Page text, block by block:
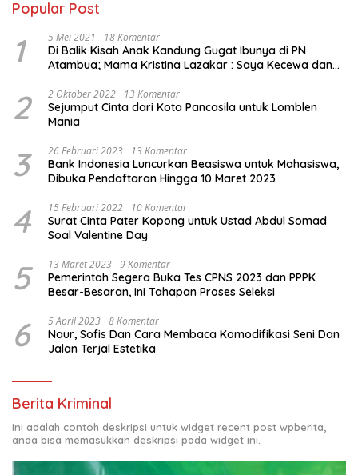
Popular Post
1 5 Mei 2021 18 Komentar
Di Balik Kisah Anak Kandung Gugat Ibunya di PN
Atambua; Mama Kristina Lazakar : Saya Kecewa dan
2 2 Oktober 2022 13 Komentar
Sejumput Cinta dari Kota Pancasila untuk Lomblen
Mania
3 26 Februari 2023 13 Komentar
Bank Indonesia Luncurkan Beasiswa untuk Mahasiswa,
Dibuka Pendaftaran Hingga 10 Maret 2023
4 15 Februari 2022 10 Komentar
Surat Cinta Pater Kopong untuk Ustad Abdul Somad
Soal Valentine Day
5 13 Maret 2023 9 Komentar
Pemerintah Segera Buka Tes CPNS 2023 dan PPPK
Besar-Besaran, Ini Tahapan Proses Seleksi
6 5 April 2023 8 Komentar
Naur, Sofis Dan Cara Membaca Komodifikasi Seni Dan
Jalan Terjal Estetika
Berita Kriminal
Ini adalah contoh deskripsi untuk widget recent post wpberita,
anda bisa memasukkan deskripsi pada widget ini.